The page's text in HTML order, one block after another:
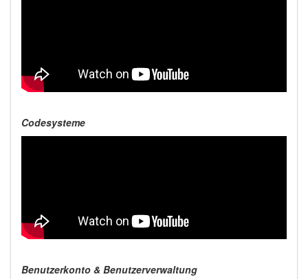
Codesysteme
Benutzerkonto & Benutzerverwaltung